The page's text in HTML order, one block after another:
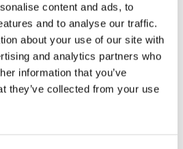
content and ads, to
and to analyse our traffic.
about your use of our site with
and analytics partners who
information that you’ve
they’ve collected from your use
di Astoi – Ansa
articoli-astoi/263-giugno-
filippetti-nuovo-presidente-di-
l'ora di Filippetti – TTG Italia sito